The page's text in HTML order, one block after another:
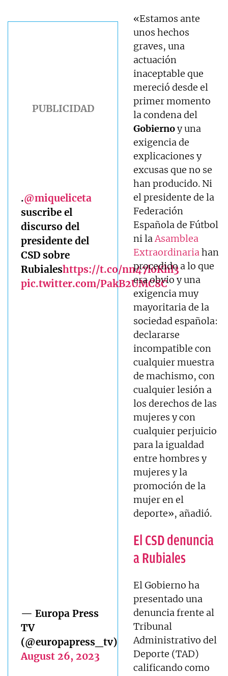
.@miqueliceta
suscribe el
discurso del
presidente del
CSD sobre
Rubialeshttps://t.co/nn47loKhl3
pic.twitter.com/PakB2UMC8C
— Europa Press
TV
(@europapress_tv)
August 26, 2023
«Estamos ante
unos hechos
graves, una
actuación
inaceptable que
mereció desde el
primer momento
la condena del
Gobiernoy una
exigencia de
explicaciones y
excusas que no se
han producido. Ni
el presidente de la
Federación
Española de Fútbol
ni laAsamblea
Extraordinariahan
procedido a lo que
era obvio y una
exigencia muy
mayoritaria de la
sociedad española:
declararse
incompatible con
cualquier muestra
de machismo, con
cualquier lesión a
los derechos de las
mujeres y con
cualquier perjuicio
para la igualdad
entre hombres y
mujeres y la
promoción de la
mujer en el
deporte», añadió.
El CSD denuncia
a Rubiales
El Gobierno ha
presentado una
denuncia frente al
Tribunal
Administrativo del
Deporte (TAD)
calificando como